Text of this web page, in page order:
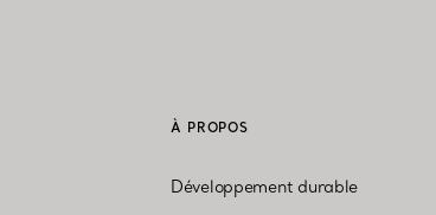
À PROPOS
Développement durable